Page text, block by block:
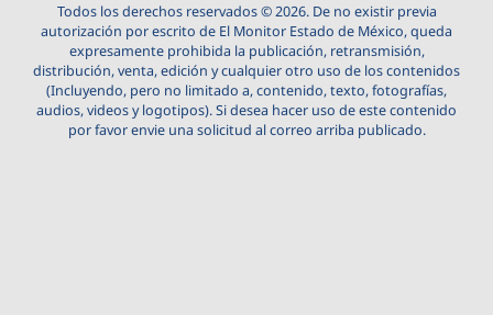
Todos los derechos reservados © 2026. De no existir previa
autorización por escrito de El Monitor Estado de México, queda
expresamente prohibida la publicación, retransmisión,
distribución, venta, edición y cualquier otro uso de los contenidos
(Incluyendo, pero no limitado a, contenido, texto, fotografías,
audios, videos y logotipos). Si desea hacer uso de este contenido
por favor envie una solicitud al correo arriba publicado.